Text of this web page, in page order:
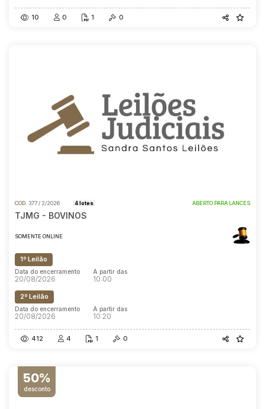
10 0 1 0
COD. 377 / 2/2026 4 lotes ABERTO PARA LANCES
TJMG - BOVINOS
SOMENTE ONLINE
1º Leilão
Data do encerramento
20/08/2026
A partir das
10:00
2º Leilão
Data do encerramento
20/08/2026
A partir das
10:20
412 4 1 0
50%
desconto